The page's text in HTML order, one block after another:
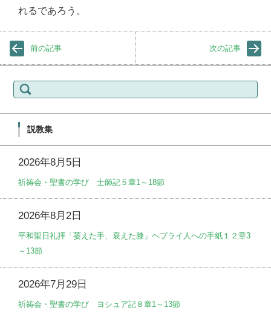
れるであろう。
前の記事 次の記事
索:
説教集
2026年8月5日
祈祷会・聖書の学び 士師記５章1～18節
2026年8月2日
平和聖日礼拝「萎えた手、衰えた膝」ヘブライ人への手紙１２章3
～13節
2026年7月29日
祈祷会・聖書の学び ヨシュア記８章1～13節